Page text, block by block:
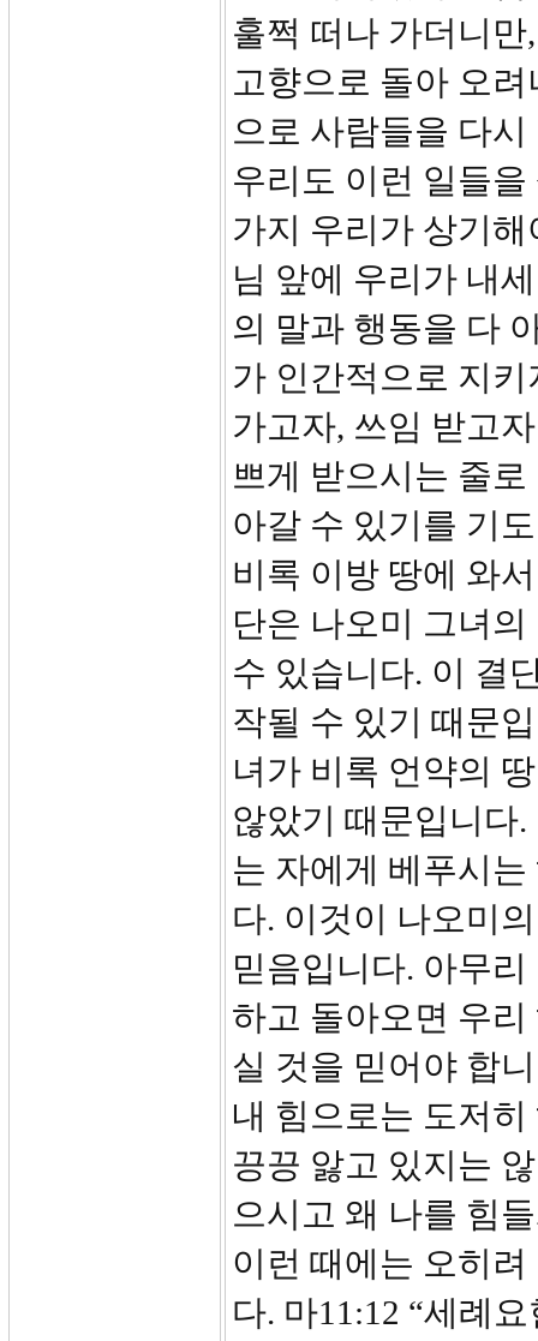
훌쩍 떠나 가더니
고향으로 돌아 오
으로 사람들을 다
우리도 이런 일들
가지 우리가 상기
님 앞에 우리가 내
의 말과 행동을 다
가 인간적으로 지
가고자, 쓰임 받고
쁘게 받으시는 줄
아갈 수 있기를 기
비록 이방 땅에 와
단은 나오미 그녀
수 있습니다. 이 결
작될 수 있기 때문
녀가 비록 언약의
않았기 때문입니다
는 자에게 베푸시
다. 이것이 나오미
믿음입니다. 아무
하고 돌아오면 우
실 것을 믿어야 합
내 힘으로는 도저
끙끙 앓고 있지는
으시고 왜 나를 힘
이런 때에는 오히
다. 마11:12 “세례